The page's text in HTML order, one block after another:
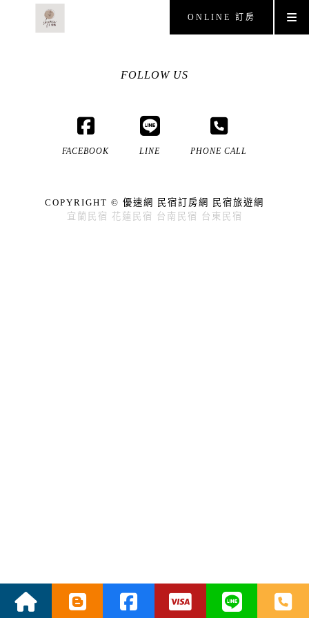
ONLINE 訂房
FOLLOW US
FACEBOOK LINE PHONE CALL
COPYRIGHT © 優速網 民宿訂房網
民宿旅遊網
宜蘭民宿 花蓮民宿 台南民宿 台東民宿